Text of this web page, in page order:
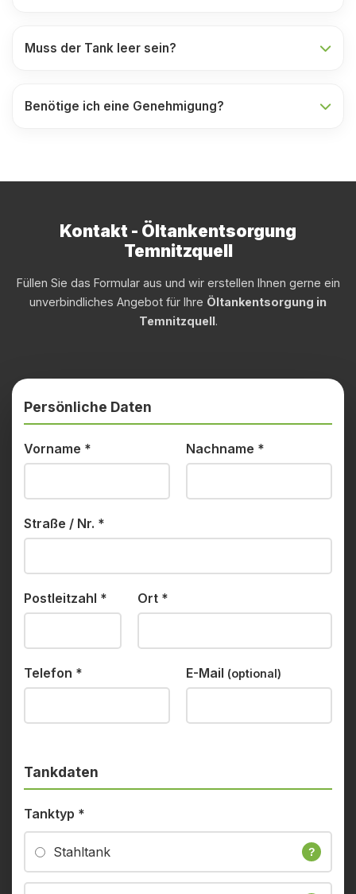
Muss der Tank leer sein?
Benötige ich eine Genehmigung?
Kontakt - Öltankentsorgung
Temnitzquell
Füllen Sie das Formular aus und wir erstellen Ihnen gerne ein
unverbindliches Angebot für Ihre Öltankentsorgung in
Temnitzquell.
Persönliche Daten
Vorname * Nachname *
Straße / Nr. *
Postleitzahl * Ort *
Telefon * E-Mail (optional)
Tankdaten
Tanktyp *
Stahltank ?